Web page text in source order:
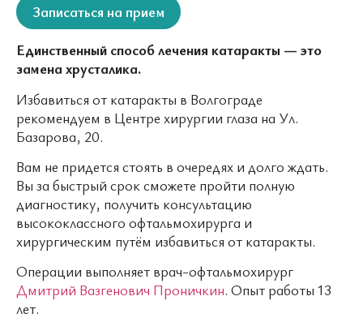
Записаться на прием
Единственный способ лечения катаракты — это
замена хрусталика.
Избавиться от катаракты в Волгограде
рекомендуем в Центре хирургии глаза на Ул.
Базарова, 20.
Вам не придется стоять в очередях и долго ждать.
Вы за быстрый срок сможете пройти полную
диагностику, получить консультацию
высококлассного офтальмохирурга и
хирургическим путём избавиться от катаракты.
Операции выполняет врач-офтальмохирург
Дмитрий Вазгенович Проничкин. Опыт работы 13
лет.